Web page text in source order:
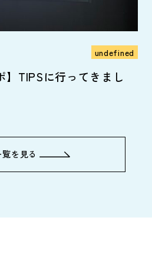
undefined
】TIPSに行ってきまし
を見る